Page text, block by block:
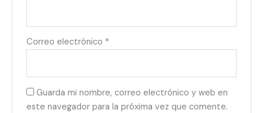
Correo electrónico *
Guarda mi nombre, correo electrónico y web en
este navegador para la próxima vez que comente.